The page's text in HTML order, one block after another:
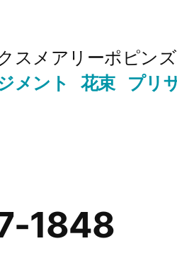
スメアリーポピンズ
メント
花束 プリ
1848